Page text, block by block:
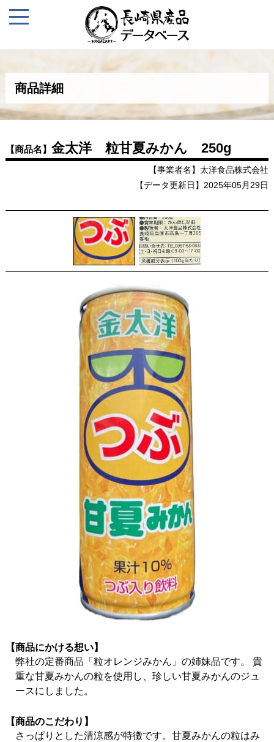
商品詳細
【商品名】 金太洋 粒甘夏みかん 250g
【事業者名】太洋食品株式会社
【データ更新日】2025年05月29日
【商品にかける想い】
弊社の定番商品「粒オレンジみかん」の姉妹品です。 貴
重な甘夏みかんの粒を使用し、珍しい甘夏みかんのジュ
ースにしました。
【商品のこだわり】
さっぱりとした清涼感が特徴です。甘夏みかんの粒はみ